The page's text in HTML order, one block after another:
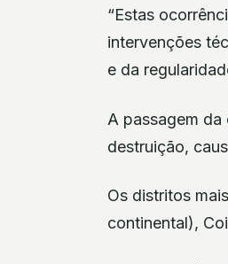
“Estas
intervenções
e da
A passagem
destruição,
Os distritos
continental),